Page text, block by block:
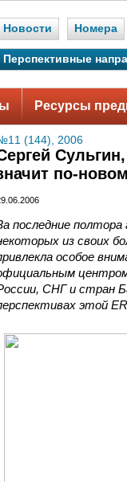
Новости Номера
Перспективные
Ресурсы
(144), 2006
по-
последние
из своих
особое
центром
СНГ и стран
этой